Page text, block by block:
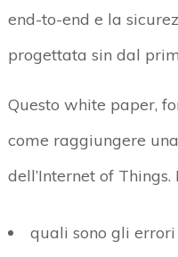
end-to-end e la
progettata sin dal
Questo white paper,
come raggiungere
dell’Internet of
quali sono gli